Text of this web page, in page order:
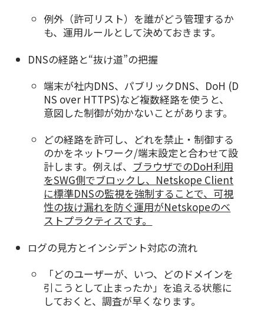
例外（許可リスト）を誰がどう管理するか
も、運用ルールとして決めておきます。
DNSの経路と“抜け道”の把握
端末が社内DNS、パブリックDNS、DoH (D
NS over HTTPS)など複数経路を使うと、
意図した制御が効かないことがあります。
どの経路を許可し、どれを禁止・制御する
のかをネットワーク/端末設定と合わせて設
計します。例えば、 ブラウザでのDoH利用
をSWG側でブロックし、Netskope Client
に標準DNSの監視を強制することで、可視
性の抜け漏れを防ぐ運用がNetskopeのベ
ストプラクティスです。
ログの見方とインシデント対応の流れ
「どのユーザーが、いつ、どのドメインを
引こうとして止まったか」を追える状態に
しておくと、調査が早くなります。